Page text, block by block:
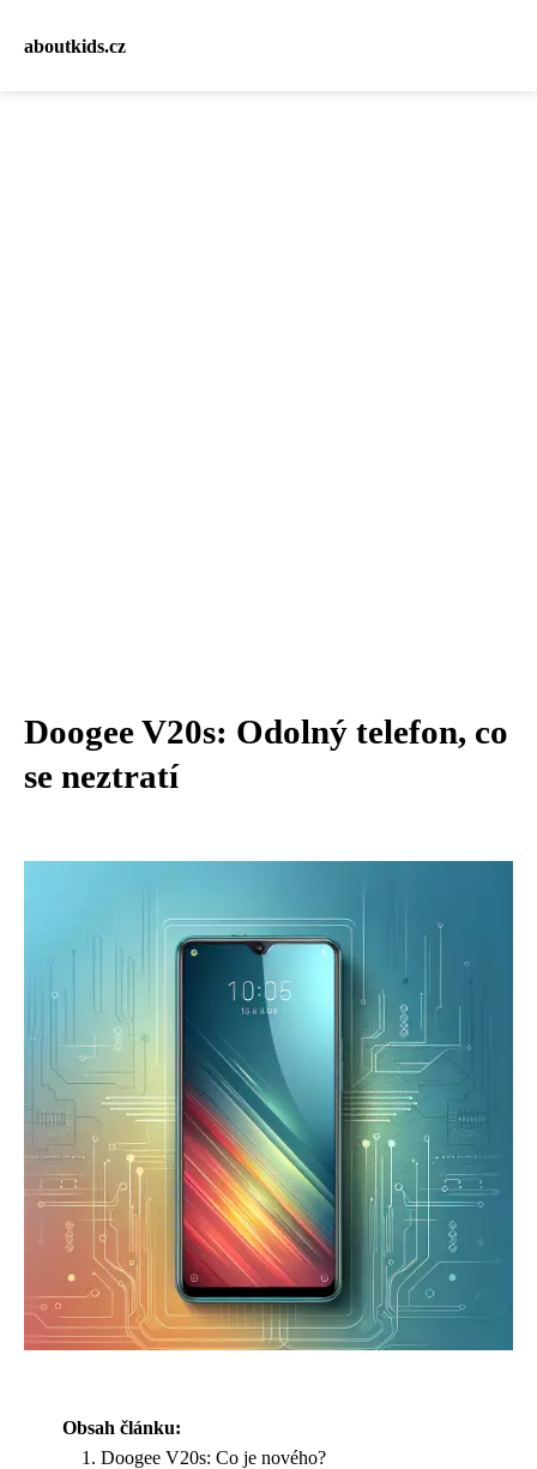
aboutkids.cz
Doogee V20s: Odolný telefon, co
se neztratí
Obsah článku:
Doogee V20s: Co je nového?